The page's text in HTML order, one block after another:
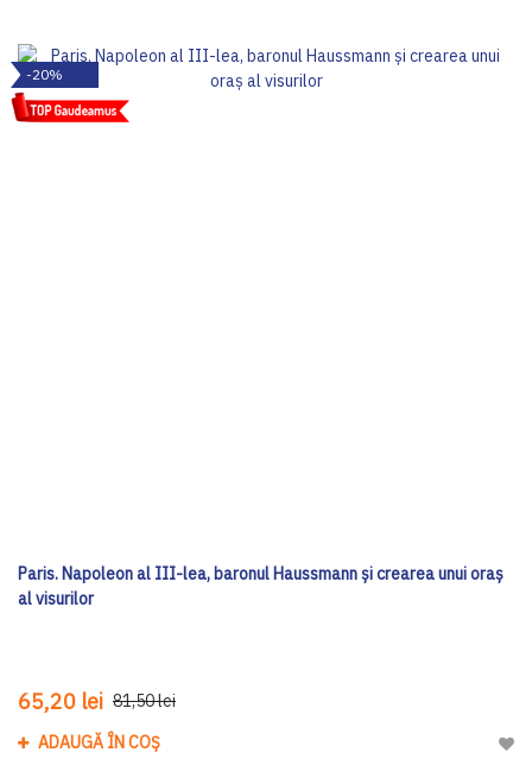
-20%
Paris. Napoleon al III-lea, baronul Haussmann și crearea unui oraș
al visurilor
65,20 lei 81,50 lei
ADAUGĂ ÎN COȘ